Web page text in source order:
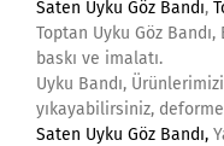
Saten Uyku Göz Bandı,
Toptan Uyku Göz Bandı,
baskı ve imalatı.
Uyku Bandı,
yıkayabilirsiniz,
Saten Uyku Göz Bandı,